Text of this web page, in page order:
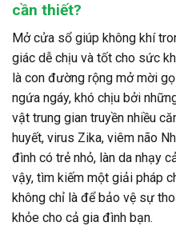
cần thiết?
Mở cửa sổ giúp không khí
giác dễ chịu và tốt cho sức
là con đường rộng mở mời
ngứa ngáy, khó chịu bởi
vật trung gian truyền nhiều
huyết, virus Zika, viêm não
đình có trẻ nhỏ, làn da nhạy
vậy, tìm kiếm một giải pháp
không chỉ là để bảo vệ sự
khỏe cho cả gia đình bạn.